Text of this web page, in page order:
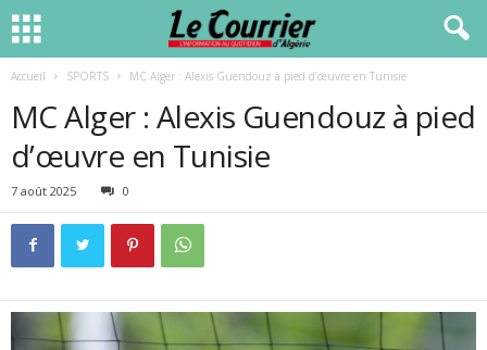
Accueil SPORTS MC Alger : Alexis Guendouz à pied d’œuvre en Tunisie
MC Alger : Alexis Guendouz à pied
d’œuvre en Tunisie
7 août 2025 0